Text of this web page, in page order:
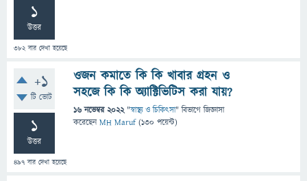
1
উত্তর
382বার দেখা হয়েছে
+1
টি ভোট
1
উত্তর
497 বার দেখা হয়েছে
ওজন কমাতে কি কি খাবার গ্রহন ও
সহজে কি কি অ্যাক্টিভিটিস করা যায়?
16 নভেম্বর 2022 "স্বাস্থ্য ও চিকিৎসা" বিভাগে জিজ্ঞাসা
করেছেনMH Maruf (130 পয়েন্ট)